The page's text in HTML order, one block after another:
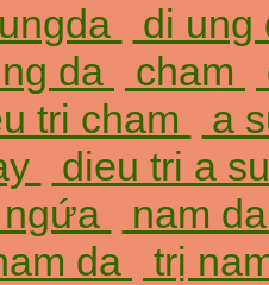
di
da
cham
tri cham
a
dieu tri a
nam
da
trị